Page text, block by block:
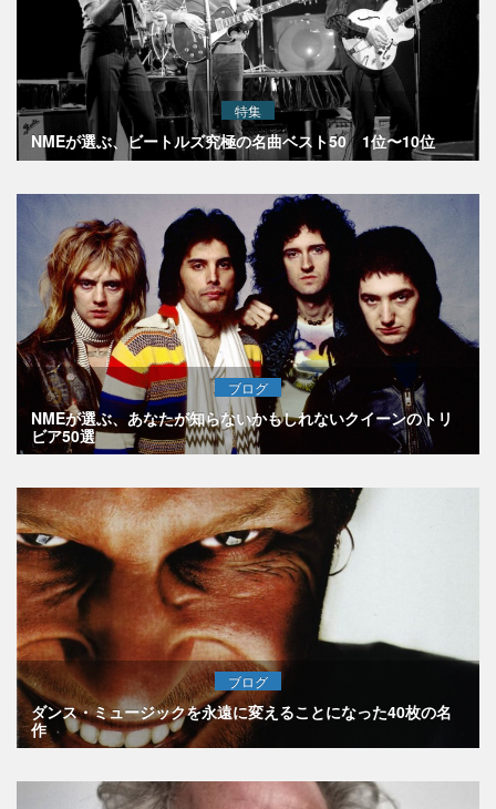
特集
NMEが選ぶ、ビートルズ究極の名曲ベスト50 1位〜10位
ブログ
NMEが選ぶ、あなたが知らないかもしれないクイーンのトリ
ビア50選
ブログ
ダンス・ミュージックを永遠に変えることになった40枚の名
作